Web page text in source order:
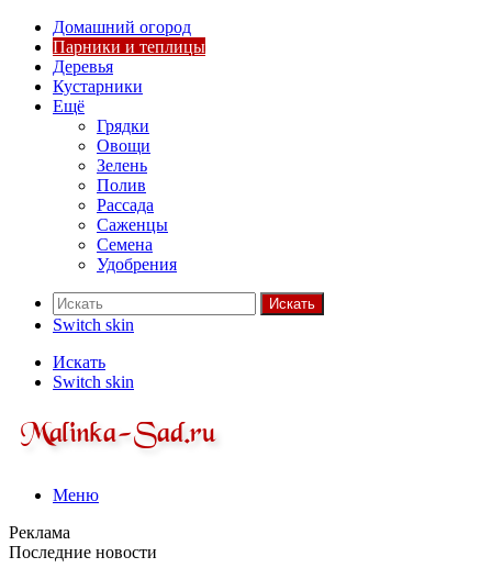
Домашний огород
Парники и теплицы
Деревья
Кустарники
Ещё
Грядки
Овощи
Зелень
Полив
Рассада
Саженцы
Семена
Удобрения
Искать
Switch skin
Искать
Switch skin
Меню
Реклама
Последние новости